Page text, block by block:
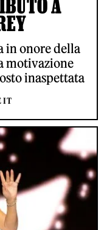
A
in onore della
motivazione
inaspettata
IT